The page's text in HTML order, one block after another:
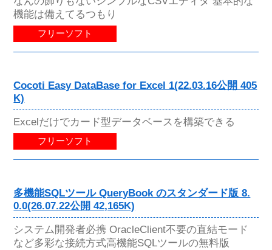
機能は備えてるつもり
フリーソフト
Cocoti Easy DataBase for Excel 1(22.03.16公開 405
K)
Excelだけでカード型データベースを構築できる
フリーソフト
多機能SQLツール QueryBook のスタンダード版 8.
0.0(26.07.22公開 42,165K)
システム開発者必携 OracleClient不要の直結モード
など多彩な接続方式高機能SQLツールの無料版